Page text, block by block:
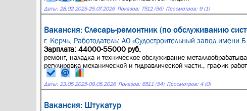
Даты: 28.02.2025-25.07.2026 Показов: 7512 (56) Просмотров: 9 (1)
Вакансия: Слесарь-ремонтник (по обслуживанию
г. Керчь, Работодатель: АО «Судостроительный завод имени
Зарплата: 44000-55000 руб.
ремонт, наладка и техническое обслуживание
регулировка механической и гидравлической части., график
Даты: 23.05.2025-09.05.2026 Показов: 6511 (54) Просмотров: 4 (0)
Вакансия: Штукатур